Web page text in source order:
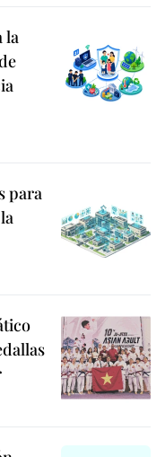
la
para